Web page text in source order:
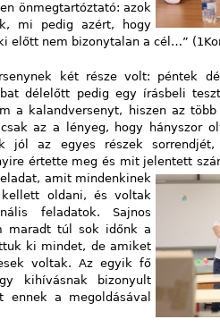
önmegtartóztató: azok
mi pedig azért, hogy
előtt nem bizonytalan a cél…”
két része volt: péntek
délelőtt pedig egy írásbeli
a kalandversenyt, hiszen az
az a lényeg, hogy hányszor
jól az egyes részek
értette meg és mit jelentett
amit mindenkinek
oldani, és voltak
feladatok. Sajnos
maradt túl sok időnk a
ki mindet, de amiket
voltak. Az egyik fő
kihívásnak bizonyult
a megoldásával